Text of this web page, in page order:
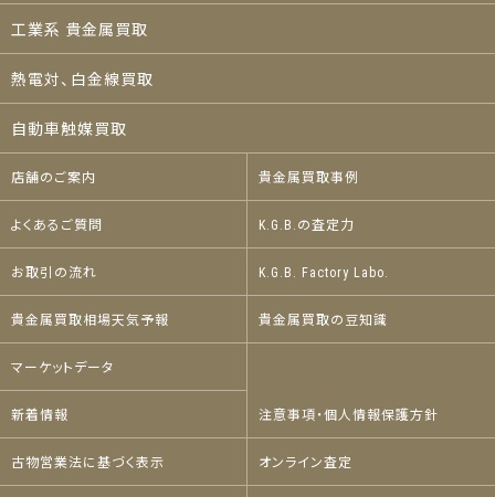
工業系 貴金属買取
熱電対、白金線買取
自動車触媒買取
店舗のご案内 貴金属買取事例
よくあるご質問 K.G.B.の査定力
お取引の流れ K.G.B. Factory Labo.
貴金属買取相場天気予報 貴金属買取の豆知識
マーケットデータ
新着情報 注意事項・個人情報保護方針
古物営業法に基づく表示 オンライン査定